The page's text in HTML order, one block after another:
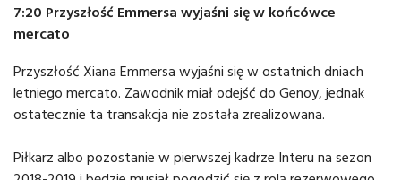
7:20 Przyszłość Emmersa wyjaśni się w końcówce
mercato
Przyszłość Xiana Emmersa wyjaśni się w ostatnich dniach
letniego mercato. Zawodnik miał odejść do Genoy, jednak
ostatecznie ta transakcja nie została zrealizowana.
Piłkarz albo pozostanie w pierwszej kadrze Interu na sezon